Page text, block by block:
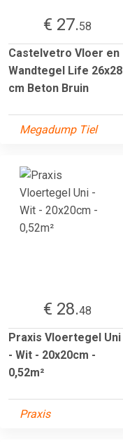
€ 27.58
Castelvetro Vloer en
Wandtegel Life 26x28
cm Beton Bruin
Megadump Tiel
€ 28.48
Praxis Vloertegel Uni
- Wit - 20x20cm -
0,52m²
Praxis